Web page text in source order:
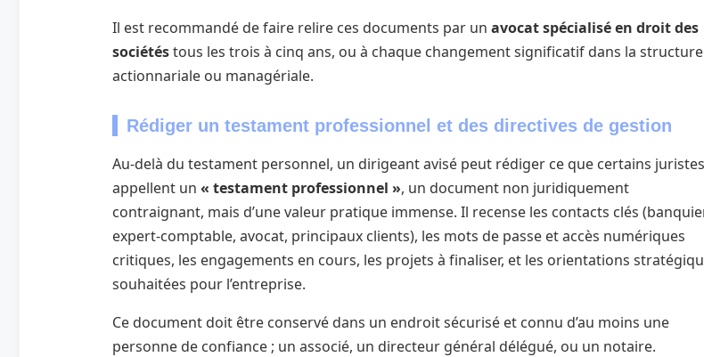
Il est recommandé de faire relire ces documents par un avocat spécialisé en droit des
sociétéstous les trois à cinq ans, ou à chaque changement significatif dans la structure
actionnariale ou managériale.
Rédiger un testament professionnel et des directives de gestion
Au-delà du testament personnel, un dirigeant avisé peut rédiger ce que certains juristes
appellent un « testament professionnel », un document non juridiquement
contraignant, mais d’une valeur pratique immense. Il recense les contacts clés
expert-comptable, avocat, principaux clients), les mots de passe et accès numériques
critiques, les engagements en cours, les projets à finaliser, et les orientations
souhaitées pour l’entreprise.
Ce document doit être conservé dans un endroit sécurisé et connu d’au moins une
personne de confiance ; un associé, un directeur général délégué, ou un notaire.